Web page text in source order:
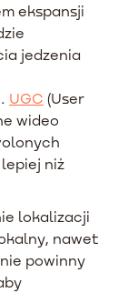
ekspansji
jedzenia
UGC (User
wideo
niż
lokalizacji
nawet
powinny